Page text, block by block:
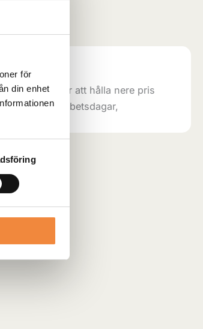
för
din enhet
tillverkare för att hålla nere pris
ca 14 arbetsdagar,